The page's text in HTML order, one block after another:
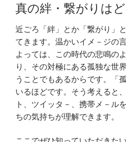
真の絆・繋がりは
近ごろ「絆」とか「繋がり」
てきます。温かいイメ－ジの
よっては、この時代の悲鳴の
り、その対極にある孤独な世
うことでもあるからです。「
いるほどです。そう考えると
ト、ツイッタ－、携帯メ－ル
ちの気持ちが理解できます。